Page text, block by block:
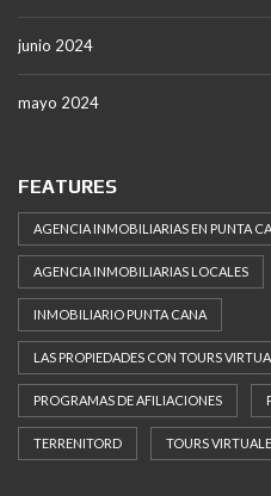
junio 2024
mayo 2024
FEATURES
AGENCIA INMOBILIARIAS EN PUNTA
AGENCIA INMOBILIARIAS LOCALES
INMOBILIARIO PUNTA CANA
LAS PROPIEDADES CON TOURS
PROGRAMAS DE AFILIACIONES
TERRENITORD TOURS